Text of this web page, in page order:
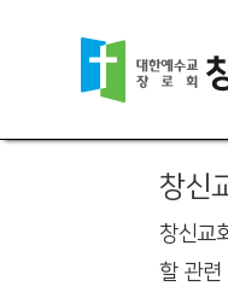
창신
창신교
할 관련